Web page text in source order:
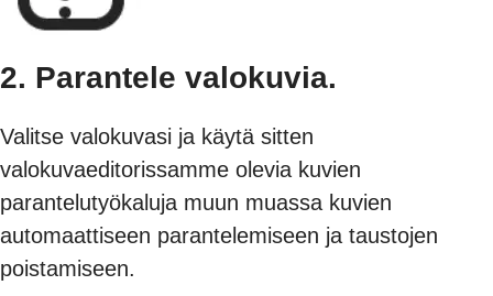
2. Parantele valokuvia.
Valitse valokuvasi ja käytä sitten
valokuvaeditorissamme olevia kuvien
parantelutyökaluja muun muassa kuvien
automaattiseen parantelemiseen ja taustojen
poistamiseen.